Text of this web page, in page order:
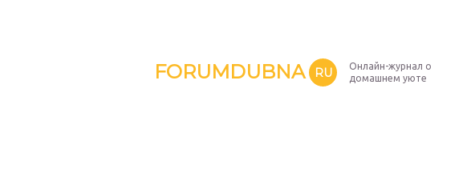
FORUMDUBNA RU
Онлайн-журнал о
домашнем уюте